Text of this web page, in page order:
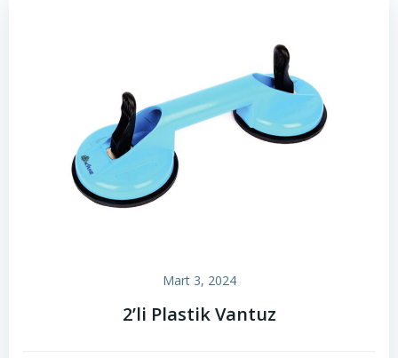
Mart 3, 2024
2’li Plastik Vantuz